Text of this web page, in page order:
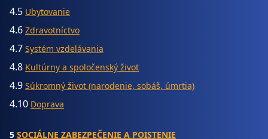
4.5 Ubytovanie
4.6 Zdravotníctvo
4.7 Systém vzdelávania
4.8 Kultúrny a spoločenský život
4.9 Súkromný život (narodenie, sobáš, úmrtia)
4.10 Doprava
5 SOCIÁLNE ZABEZPEČENIE A POISTENIE